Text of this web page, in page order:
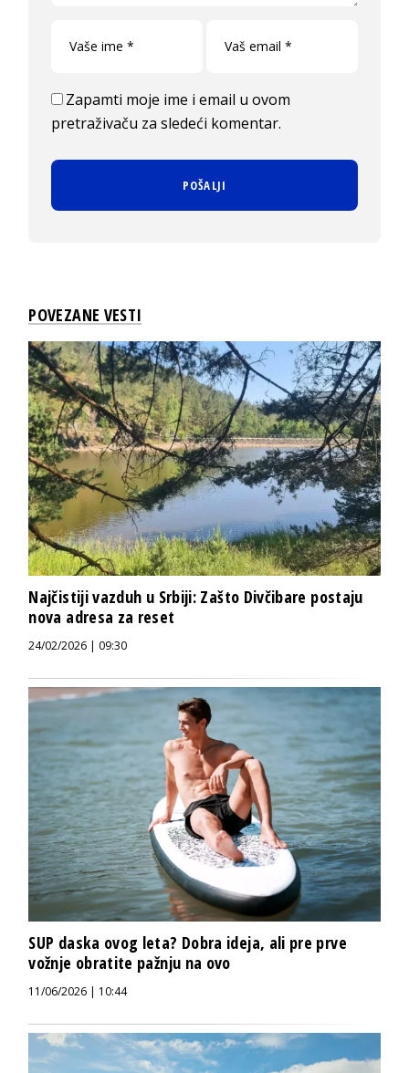
Zapamti moje ime i email u ovom
pretraživaču za sledeći komentar.
POVEZANE VESTI
Najčistiji vazduh u Srbiji: Zašto Divčibare postaju
nova adresa za reset
24/02/2026 | 09:30
SUP daska ovog leta? Dobra ideja, ali pre prve
vožnje obratite pažnju na ovo
11/06/2026 | 10:44